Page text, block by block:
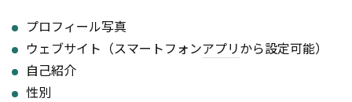
プロフィール写真
ウェブサイト（スマートフォンアプリから設定可能）
自己紹介
性別